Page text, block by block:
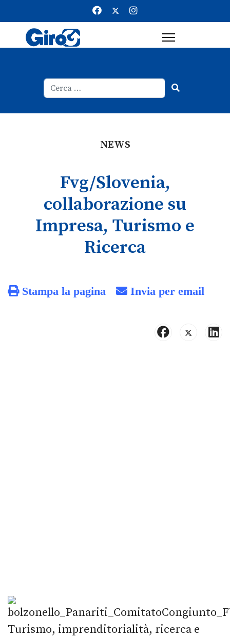
NEWS
Fvg/Slovenia,
collaborazione su
Impresa, Turismo e
Ricerca
Stampa la pagina Invia per email
Turismo, imprenditorialità, ricerca e